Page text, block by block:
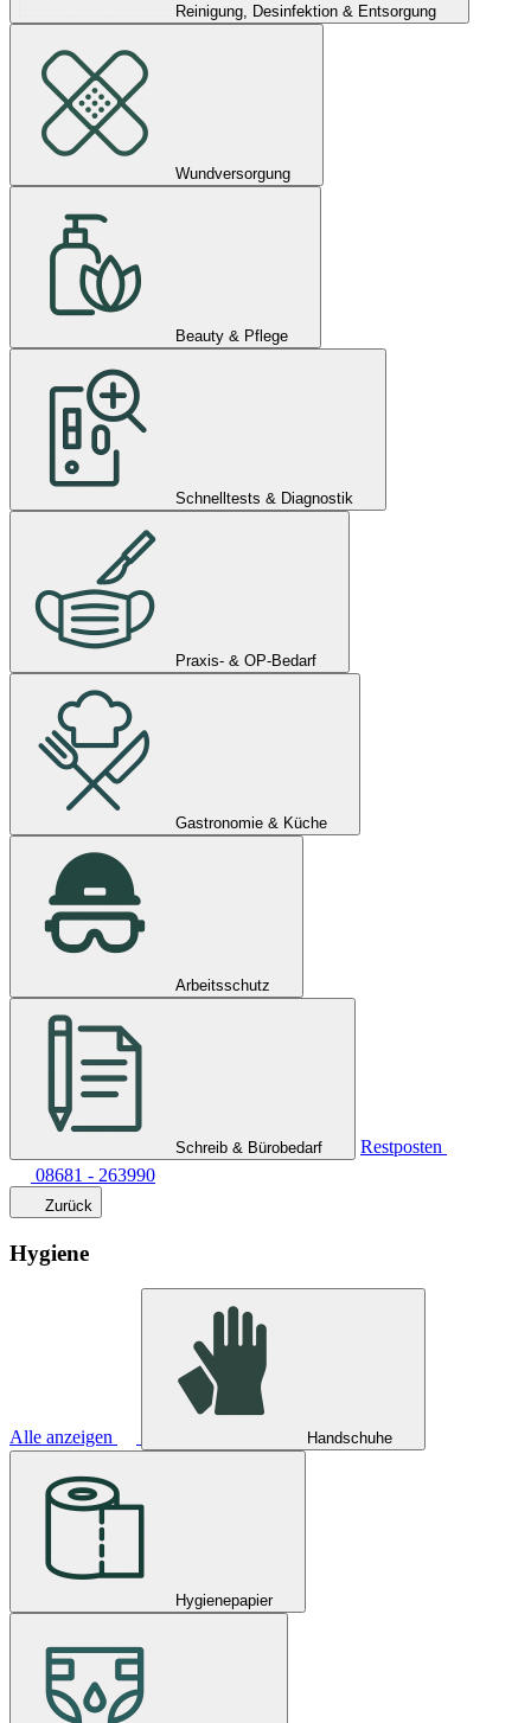
Reinigung, Desinfektion & Entsorgung
Wundversorgung
Beauty & Pflege
Schnelltests & Diagnostik
Praxis- & OP-Bedarf
Gastronomie & Küche
Arbeitsschutz
Schreib & Bürobedarf
Restposten
08681 - 263990
Zurück
Hygiene
Alle anzeigen Handschuhe
Hygienepapier